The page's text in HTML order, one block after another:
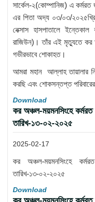
সার্কেল-২(কোম্পানিজ) এ কর্মরত
এর পিতা অদ্য ০৩/০৩/
নেক্সাস হাসপাতালে
রাজিউন)। তাঁর এই মৃত্যুতে কর
গভীরভাবে শোকাহত।
আমরা মহান আল্লাহ তায়ালার
করছি এবং শোকসন্তপ্ত
Download
কর অঞ্চল-ময়মনসিংহে
তারিখ-১৩-০২-২০২৫
2025-02-17
কর অঞ্চল-ময়মনসিংহে
তারিখ-১৩-০২-২০২৫
Download